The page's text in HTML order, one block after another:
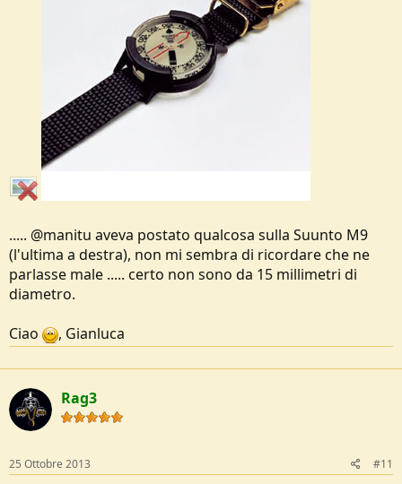
..... @manitu aveva postato qualcosa sulla Suunto M9
(l'ultima a destra), non mi sembra di ricordare che ne
parlasse male ..... certo non sono da 15 millimetri di
diametro.
Ciao
, Gianluca
Rag3
25 Ottobre 2013 #11